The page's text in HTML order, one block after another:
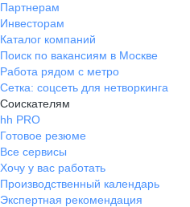
Партнерам
Инвесторам
Каталог компаний
Поиск по вакансиям в Москве
Работа рядом с метро
Сетка: соцсеть для нетворкинга
Соискателям
hh PRO
Готовое резюме
Все сервисы
Хочу у вас работать
Производственный календарь
Экспертная рекомендация